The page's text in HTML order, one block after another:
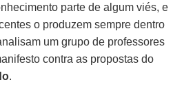
parte de algum viés, e
o produzem sempre dentro
um grupo de professores
contra as propostas do
.